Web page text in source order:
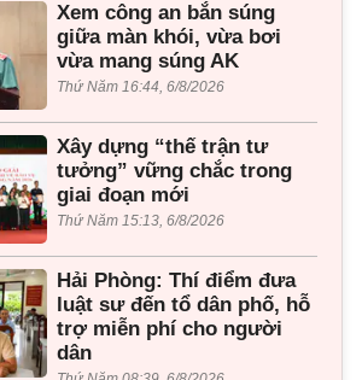
Xem công an bắn súng
giữa màn khói, vừa bơi
vừa mang súng AK
Thứ Năm 16:44, 6/8/2026
Xây dựng “thế trận tư
tưởng” vững chắc trong
giai đoạn mới
Thứ Năm 15:13, 6/8/2026
Hải Phòng: Thí điểm đưa
luật sư đến tổ dân phố, hỗ
trợ miễn phí cho người
dân